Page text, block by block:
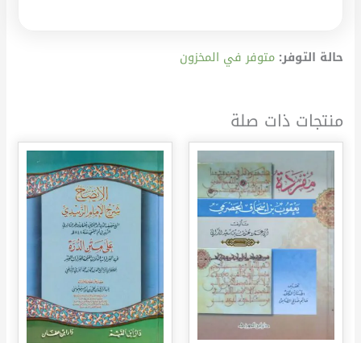
حالة التوفر: متوفر في المخزون
منتجات ذات صلة